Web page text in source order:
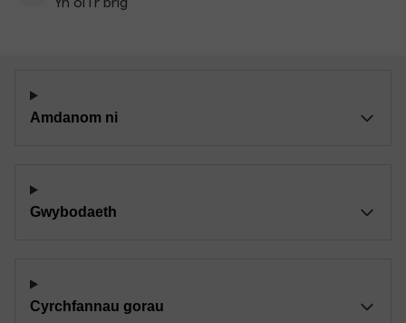
Amdanom ni
Gwybodaeth
Cyrchfannau gorau